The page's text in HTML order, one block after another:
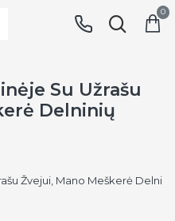
0
Žvejui, Mano Meškerė Delni
Su Užrašu
Delninių